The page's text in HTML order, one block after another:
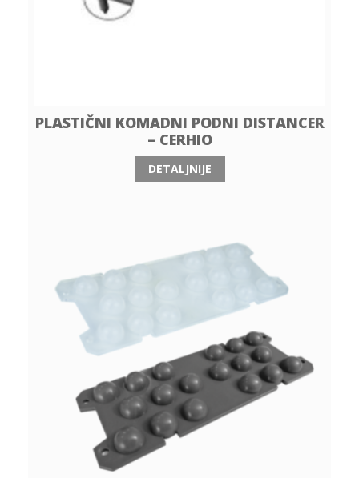
PLASTIČNI KOMADNI PODNI DISTANCER
– CERHIO
DETALJNIJE